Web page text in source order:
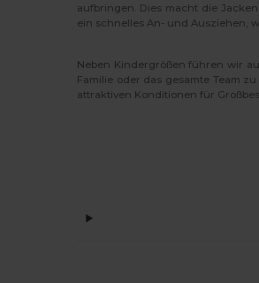
aufbringen. Dies macht die
ein schnelles An- und Ausziehen,
Neben Kindergrößen führen wir
Familie oder das gesamte Team
attraktiven Konditionen für